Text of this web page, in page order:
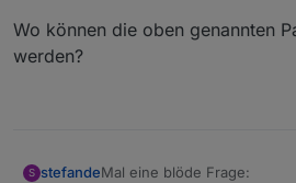
Wo können die oben genannten
werden?
S stefandeMal eine blöde Frage: